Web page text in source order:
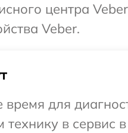
центра
Veber.
для
в сервис